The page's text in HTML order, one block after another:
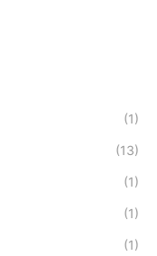
(1)
(13)
(1)
(1)
(1)